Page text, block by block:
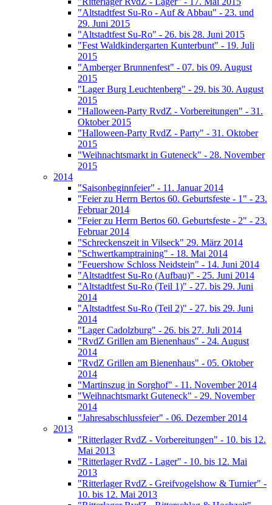
"Altstadtfest Su-Ro - Auf & Abbau" - 23. und
29. Juni 2015
"Altstadtfest Su-Ro" - 26. bis 28. Juni 2015
"Fest Waldkindergarten Kunterbunt" - 19. Juli
2015
"Amberger Brunnenfest" - 07. bis 09. August
2015
"Lager Burg Leuchtenberg" - 29. bis 30. August
2015
"Halloween-Party RvdZ - Vorbereitungen" - 31.
Oktober 2015
"Halloween-Party RvdZ - Party" - 31. Oktober
2015
"Weihnachtsmarkt in Guteneck" - 28. November
2015
2014
"Saisonbeginnfeier" - 11. Januar 2014
"Feier zu Herrn Bertos 60. Geburtsfeste - 1" - 23.
Februar 2014
"Feier zu Herrn Bertos 60. Geburtsfeste - 2" - 23.
Februar 2014
"Schreckenszeit in Vilseck" 29. März 2014
"Schwertkamptraining" - 18. Mai 2014
"Feuershow Schloss Neidstein" - 14. Juni 2014
"Altstadtfest Su-Ro (Aufbau)" - 25. Juni 2014
"Altstadtfest Su-Ro (Teil 1)" - 27. bis 29. Juni
2014
"Altstadtfest Su-Ro (Teil 2)" - 27. bis 29. Juni
2014
"Lager Cadolzburg" - 26. bis 27. Juli 2014
"RvdZ Grillen am Bienenhaus" - 24. August
2014
"RvdZ Grillen am Bienenhaus" - 05. Oktober
2014
"Martinszug in Sorghof" - 11. November 2014
"Weihnachtsmarkt Guteneck" - 29. November
2014
"Jahresabschlussfeier" - 06. Dezember 2014
2013
"Ritterlager RvdZ - Vorbereitungen" - 10. bis 12.
Mai 2013
"Ritterlager RvdZ - Lager" - 10. bis 12. Mai
2013
"Ritterlager RvdZ - Greifvogelshow & Turnier" -
10. bis 12. Mai 2013